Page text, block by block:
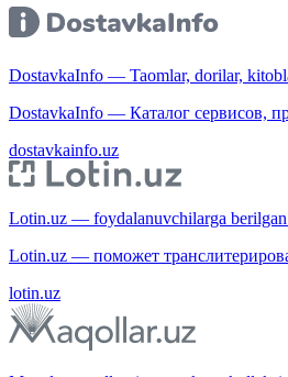
DostavkaInfo — Taomlar, dorilar,
DostavkaInfo — Каталог сервисов,
dostavkainfo.uz
Lotin.uz — foydalanuvchilarga
Lotin.uz — поможет
lotin.uz